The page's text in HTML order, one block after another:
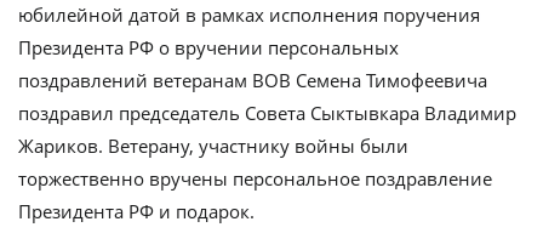
юбилейной датой в рамках исполнения поручения
Президента РФ о вручении персональных
поздравлений ветеранам ВОВ Семена Тимофеевича
поздравил председатель Совета Сыктывкара Владимир
Жариков. Ветерану, участнику войны были
торжественно вручены персональное поздравление
Президента РФ и подарок.